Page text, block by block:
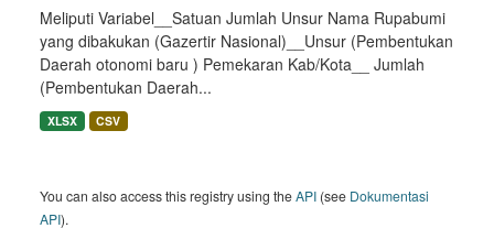
Meliputi Variabel__Satuan Jumlah Unsur Nama Rupabumi
yang dibakukan (Gazertir Nasional)__Unsur (Pembentukan
Daerah otonomi baru ) Pemekaran Kab/Kota__ Jumlah
(Pembentukan Daerah...
XLSX CSV
You can also access this registry using theAPI (see Dokumentasi
API).